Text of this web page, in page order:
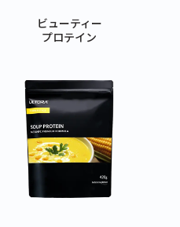
ビューティー
プロテイン